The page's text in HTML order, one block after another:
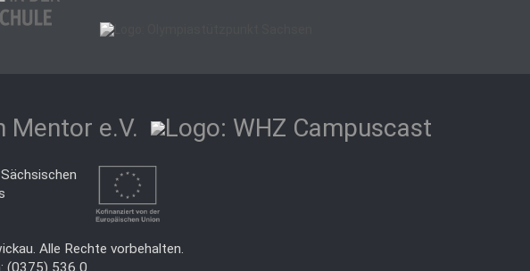
Alle Rechte vorbehalten.
(0375) 536 0